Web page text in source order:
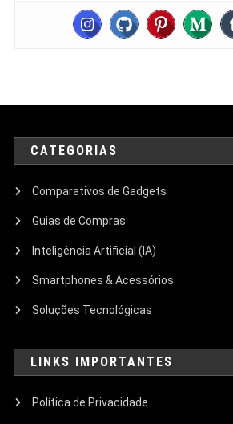
CATEGORIAS
Comparativos de Gadgets
Guias de Compras
Inteligência Artificial (IA)
Smartphones & Acessórios
Soluções Tecnológicas
LINKS IMPORTANTES
Política de Privacidade